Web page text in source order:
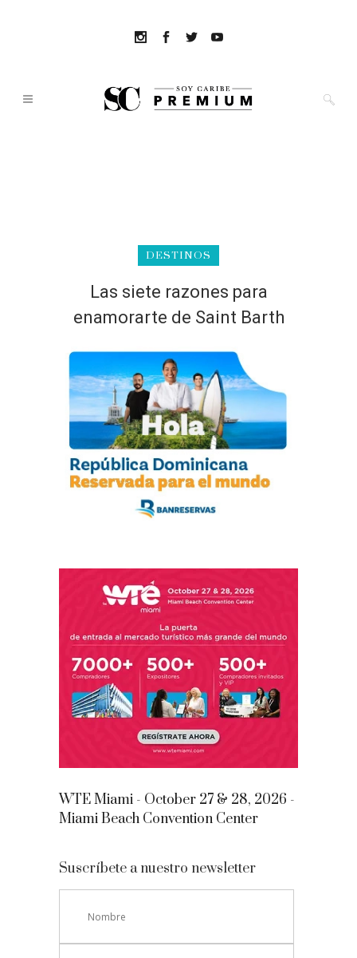
DESTINOS
Las siete razones para
enamorarte de Saint Barth
WTE Miami - October 27 & 28, 2026 -
Miami Beach Convention Center
Suscríbete a nuestro newsletter